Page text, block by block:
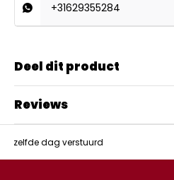
+31629355284
Deel dit product
Reviews
zelfde dag verstuurd